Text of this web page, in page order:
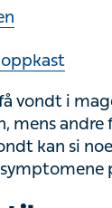
vondt i
andre får
om
disse litt
til